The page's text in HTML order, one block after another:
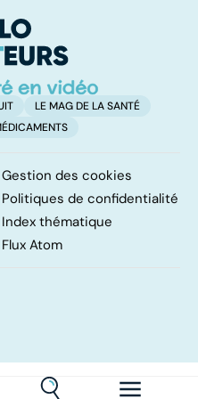
grain de sel
LE MAG DE LA SANTÉ
Gestion des cookies
Politiques de confidentialité
Index thématique
Flux Atom